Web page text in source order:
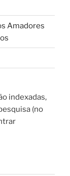
Amadores
indexadas,
(no